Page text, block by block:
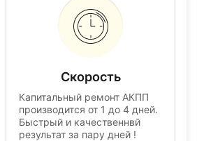
Скорость
Капитальный ремонт АКПП
производится от 1 до 4 дней.
Быстрый и качественнвй
результат за пару дней !